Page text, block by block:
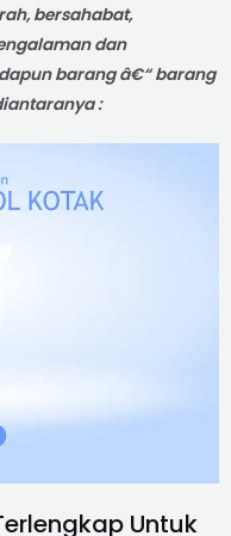
bersahabat,
dan
barang â€“ barang
:
Untuk